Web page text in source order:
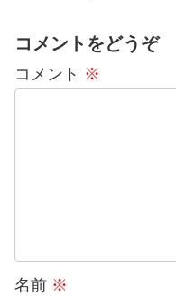
コメントをどうぞ
コメント ※
名前 ※